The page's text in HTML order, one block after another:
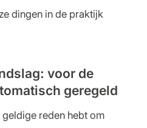
dingen in de praktijk
voor de
geregeld
geldige reden hebt om